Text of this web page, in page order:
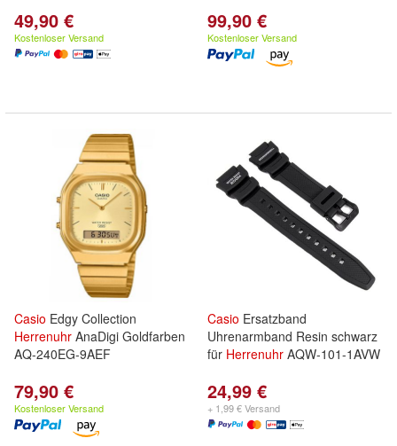
49,90 €
Kostenloser Versand
99,90 €
Kostenloser Versand
Casio Edgy Collection
Herrenuhr AnaDigi Goldfarben
AQ-240EG-9AEF
79,90 €
Kostenloser Versand
Casio Ersatzband
Uhrenarmband Resin schwarz
für Herrenuhr AQW-101-1AVW
24,99 €
+ 1,99 € Versand